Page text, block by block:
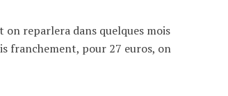
reparlera dans quelques mois
franchement, pour 27 euros, on